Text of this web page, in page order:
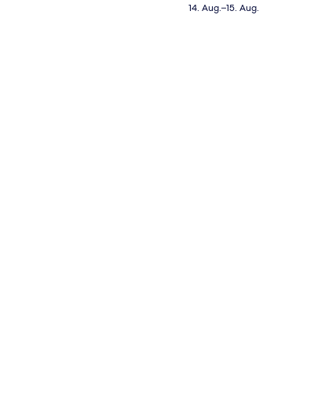
Außenbereich
Preis
14. Aug.–15. Aug.